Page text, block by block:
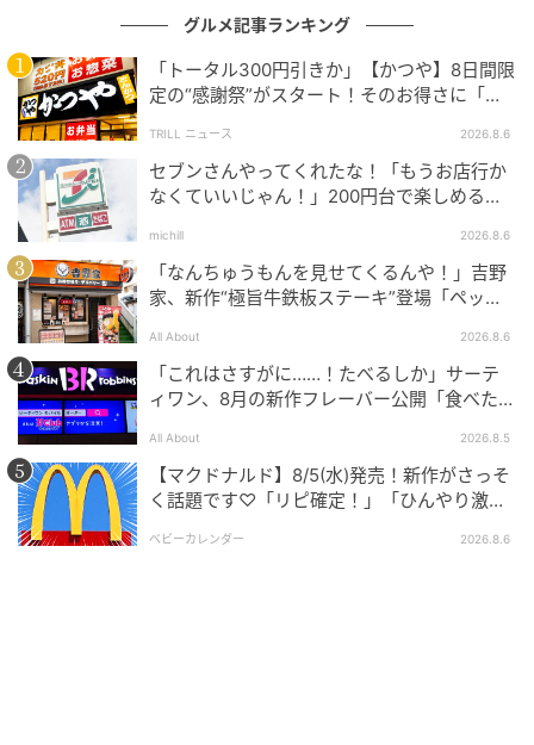
米粉パンだが、一線を画す味。クラストの香ばしさが
ワインを呼び、しっとりとした生地が料理のソースに
寄り添う。西麻布で紹介制のワインバーを営む萩原美
和さんが、パンの製造を担い、厨房を指揮すると聞い
て納得。小麦粉の代わりとしての「米粉ありき」でな
く、美食を知る大人が、新しいおいしさを追求したパ
ンは、結果、子供も大喜び。店は子供連れもウェルカ
ムだ。
サラダやカルパッチョなど、新鮮な魚介や野菜を生か
したシンプルな料理は、店が推すナチュラルワインに
もよく合う。都心の繁華街ながら、気軽に飲める店が
少ない界隈の選択肢としても貴重な一軒だ。
グルメ記事ランキング
「トータル300円引きか」【かつや】8日間限
定の“感謝祭”がスタート！そのお得さに「何
TRILL ニュース 2026.8.6
セブンさんやってくれたな！「もうお店行か
なくていいじゃん！」200円台で楽しめる本
michill 2026.8.6
「なんちゅうもんを見せてくるんや！」吉野
家、新作“極旨牛鉄板ステーキ”登場「ペッパ
All About 2026.8.6
「これはさすがに……！たべるしか」サーテ
ィワン、8月の新作フレーバー公開「食べた方
All About 2026.8.5
【マクドナルド】8/5(水)発売！新作がさっそ
く話題です♡「リピ確定！」「ひんやり激う
ベビーカレンダー 2026.8.6